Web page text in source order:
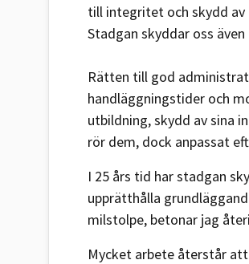
till integritet och skydd av
Stadgan skyddar oss
Rätten till god
handläggningstider och
utbildning, skydd av sina
rör dem, dock anpassat
I 25 års tid har stadgan
upprätthålla
milstolpe, betonar jag
Mycket arbete återstår